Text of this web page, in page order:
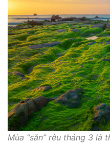
Mùa “săn” rêu tháng 3